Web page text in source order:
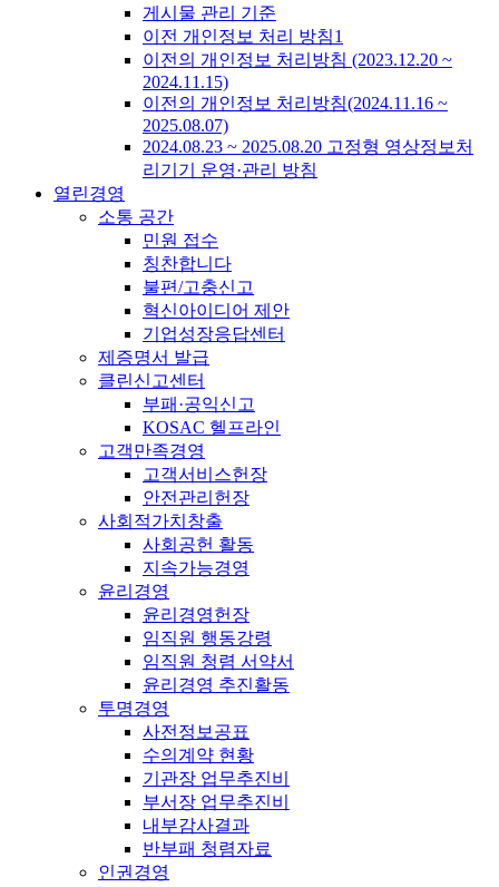
게시물 관리 기준
이전 개인정보 처리 방침1
이전의 개인정보 처리방침 (2023.12.20 ~
2024.11.15)
이전의 개인정보 처리방침(2024.11.16 ~
2025.08.07)
2024.08.23 ~ 2025.08.20 고정형 영상정보처
리기기 운영·관리 방침
열린경영
소통 공간
민원 접수
칭찬합니다
불편/고충신고
혁신아이디어 제안
기업성장응답센터
제증명서 발급
클린신고센터
부패·공익신고
KOSAC 헬프라인
고객만족경영
고객서비스헌장
안전관리헌장
사회적가치창출
사회공헌 활동
지속가능경영
윤리경영
윤리경영헌장
임직원 행동강령
임직원 청렴 서약서
윤리경영 추진활동
투명경영
사전정보공표
수의계약 현황
기관장 업무추진비
부서장 업무추진비
내부감사결과
반부패 청렴자료
인권경영